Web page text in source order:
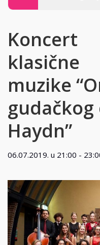
Koncert
klasične
muzike
Haydn”
06.07.2019. u 21:00 -